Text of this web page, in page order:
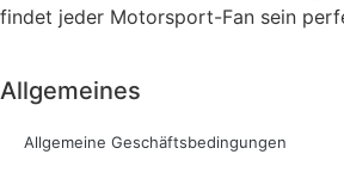
findet jeder Motorsport-Fan sein
Allgemeines
Allgemeine Geschäftsbedingungen